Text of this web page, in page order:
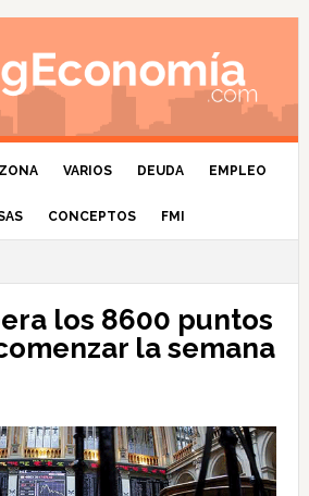
VARIOS DEUDA EMPLEO
CONCEPTOS FMI
los 8600 puntos
la semana